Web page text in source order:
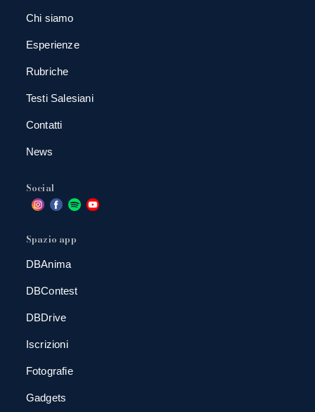
Chi siamo
Esperienze
Rubriche
Testi Salesiani
Contatti
News
Social
Spazio app
DBAnima
DBContest
DBDrive
Iscrizioni
Fotografie
Gadgets